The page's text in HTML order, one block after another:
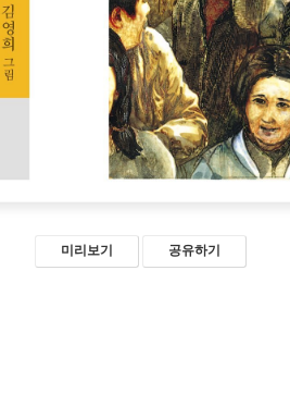
미리보기 공유하기